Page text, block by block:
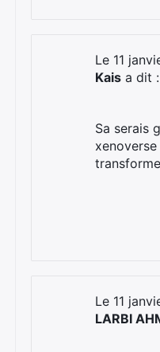
Le 11
Kais a dit :
Sa serais
Le 11
LARBI